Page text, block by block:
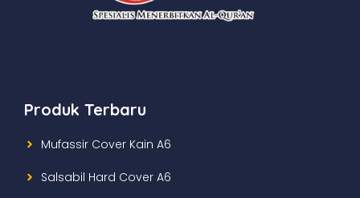
Produk Terbaru
Mufassir Cover Kain A6
Salsabil Hard Cover A6